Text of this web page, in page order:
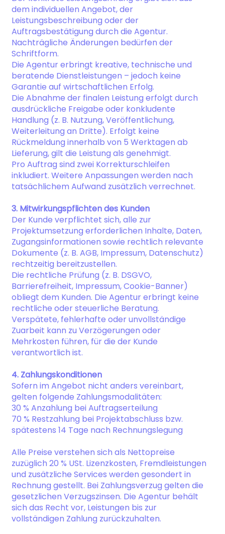
dem individuellen Angebot, der
Leistungsbeschreibung oder der
Auftragsbestätigung durch die Agentur.
Nachträgliche Änderungen bedürfen der
Schriftform.
Die Agentur erbringt kreative, technische und
beratende Dienstleistungen – jedoch keine
Garantie auf wirtschaftlichen Erfolg.
Die Abnahme der finalen Leistung erfolgt durch
ausdrückliche Freigabe oder konkludente
Handlung (z. B. Nutzung, Veröffentlichung,
Weiterleitung an Dritte). Erfolgt keine
Rückmeldung innerhalb von 5 Werktagen ab
Lieferung, gilt die Leistung als genehmigt.
Pro Auftrag sind zwei Korrekturschleifen
inkludiert. Weitere Anpassungen werden nach
tatsächlichem Aufwand zusätzlich verrechnet.
3. Mitwirkungspflichten des Kunden
Der Kunde verpflichtet sich, alle zur
Projektumsetzung erforderlichen Inhalte, Daten,
Zugangsinformationen sowie rechtlich relevante
Dokumente (z. B. AGB, Impressum, Datenschutz)
rechtzeitig bereitzustellen.
Die rechtliche Prüfung (z. B. DSGVO,
Barrierefreiheit, Impressum, Cookie-Banner)
obliegt dem Kunden. Die Agentur erbringt keine
rechtliche oder steuerliche Beratung.
Verspätete, fehlerhafte oder unvollständige
Zuarbeit kann zu Verzögerungen oder
Mehrkosten führen, für die der Kunde
verantwortlich ist.
4. Zahlungskonditionen
Sofern im Angebot nicht anders vereinbart,
gelten folgende Zahlungsmodalitäten:
30 % Anzahlung bei Auftragserteilung
70 % Restzahlung bei Projektabschluss bzw.
spätestens 14 Tage nach Rechnungslegung
Alle Preise verstehen sich als Nettopreise
zuzüglich 20 % USt. Lizenzkosten, Fremdleistungen
und zusätzliche Services werden gesondert in
Rechnung gestellt. Bei Zahlungsverzug gelten die
gesetzlichen Verzugszinsen. Die Agentur behält
sich das Recht vor, Leistungen bis zur
vollständigen Zahlung zurückzuhalten.